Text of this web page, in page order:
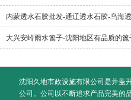
内蒙透水石胶批发-通辽透水石胶-乌海
大兴安岭雨水篦子-沈阳地区有品质的篦
沈阳久地市政设施有限公司是井盖
公司。公司以不断追求产品完美的